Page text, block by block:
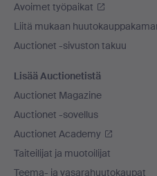
Avoimet työpaikat
Liitä mukaan
Auctionet -sivuston takuu
Lisää Auctionetistä
Auctionet Magazine
Auctionet -sovellus
Auctionet Academy
Taiteilijat ja muotoilijat
Teema- ja vasarahuutokaupat